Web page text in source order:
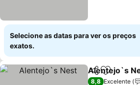
Selecione as datas para ver os preços
exatos.
Partilhar
Alentejo`s
8,8 Excelente